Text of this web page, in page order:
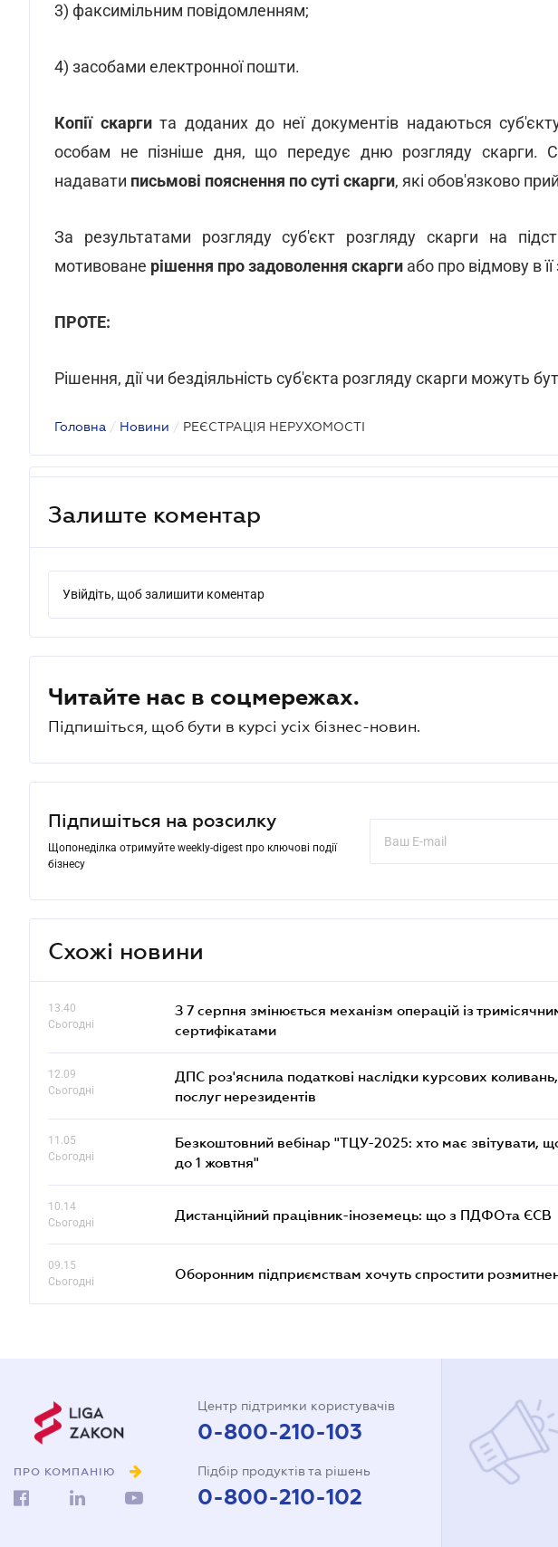
3) факсимільним повідомленням;
4) засобами електронної пошти.
Копії скаргита доданих до неї документів надаються
особам не пізніше дня, що передує дню розгляду скарги.
надавати письмові пояснення по суті скарги, які обов'язково
За результатами розгляду суб'єкт розгляду скарги на
мотивоване рішення про задоволення скарги або про відмову в
ПРОТЕ:
Рішення, дії чи бездіяльність суб'єкта розгляду скарги можуть
Головна / Новини / РЕЄСТРАЦІЯ НЕРУХОМОСТІ
Залиште коментар
Увійдіть, щоб залишити коментар
Читайте нас в соцмережах.
Підпишіться, щоб бути в курсі усіх бізнес-новин.
Підпишіться на розсилку
Щопонеділка отримуйте weekly-digest про ключові події
бізнесу
Схожі новини
13.40
Сьогодні
З 7 серпня змінюється механізм операцій із
сертифікатами
12.09
Сьогодні
ДПС роз'яснила податкові наслідки курсових
послуг нерезидентів
11.05
Сьогодні
Безкоштовний вебінар "ТЦУ-2025: хто має звітувати,
до 1 жовтня"
10.14
Сьогодні
Дистанційний працівник-іноземець: що з ПДФОта ЄСВ
09.15
Сьогодні
Оборонним підприємствам хочуть спростити
ПРО КОМПАНІЮ
Центр підтримки користувачів
0-800-210-103
Підбір продуктів та рішень
0-800-210-102